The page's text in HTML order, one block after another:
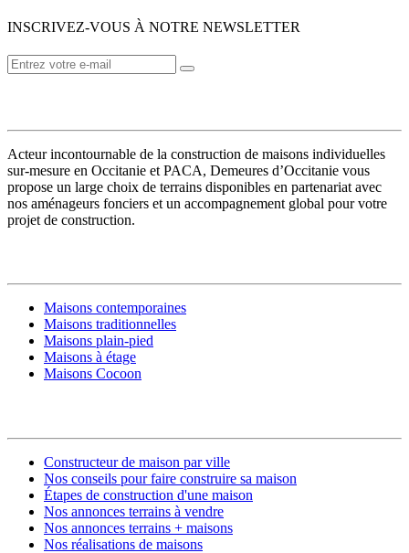
INSCRIVEZ-VOUS À NOTRE NEWSLETTER
Acteur incontournable de la construction de maisons individuelles
sur-mesure en Occitanie et PACA, Demeures d’Occitanie vous
propose un large choix de terrains disponibles en partenariat avec
nos aménageurs fonciers et un accompagnement global pour votre
projet de construction.
Maisons contemporaines
Maisons traditionnelles
Maisons plain-pied
Maisons à étage
Maisons Cocoon
Constructeur de maison par ville
Nos conseils pour faire construire sa maison
Étapes de construction d'une maison
Nos annonces terrains à vendre
Nos annonces terrains + maisons
Nos réalisations de maisons